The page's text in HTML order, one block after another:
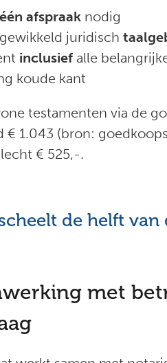
één afspraaknodig
juridisch
inclusiefalle
koude kant
testamenten via de
€ 1.043 (bron:
€ 525,-.
de helft van
met